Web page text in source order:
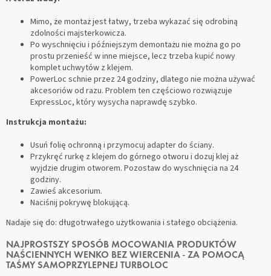
Mimo, że montaż jest łatwy, trzeba wykazać się odrobiną
zdolności majsterkowicza.
Po wyschnięciu i późniejszym demontażu nie można go po
prostu przenieść w inne miejsce, lecz trzeba kupić nowy
komplet uchwytów z klejem.
PowerLoc schnie przez 24 godziny, dlatego nie można używać
akcesoriów od razu. Problem ten częściowo rozwiązuje
ExpressLoc, który wysycha naprawdę szybko.
Instrukcja montażu:
Usuń folię ochronną i przymocuj adapter do ściany.
Przykręć rurkę z klejem do górnego otworu i dozuj klej aż
wyjdzie drugim otworem. Pozostaw do wyschnięcia na 24
godziny.
Zawieś akcesorium.
Naciśnij pokrywę blokującą.
Nadaje się do: długotrwałego użytkowania i stałego obciążenia.
NAJPROSTSZY SPOSÓB MOCOWANIA PRODUKTÓW
NAŚCIENNYCH WENKO BEZ WIERCENIA - ZA POMOCĄ
TAŚMY SAMOPRZYLEPNEJ TURBOLOC